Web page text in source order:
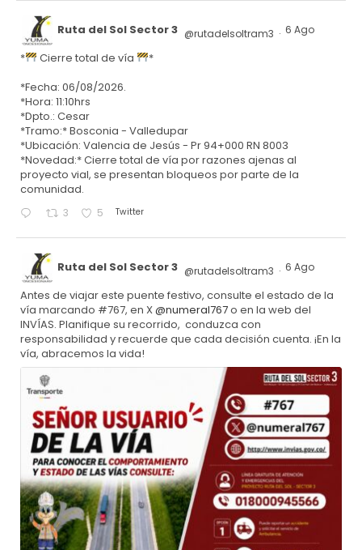
Ruta del Sol Sector 3 @rutadelsoltram3 · 6 Ago
* Cierre total de vía
*
*Fecha: 06/08/2026.
*Hora: 11:10hrs
*Dpto.: Cesar
*Tramo:* Bosconia - Valledupar
*Ubicación: Valencia de Jesús - Pr 94+000 RN 8003
*Novedad:* Cierre total de vía por razones ajenas al
proyecto vial, se presentan bloqueos por parte de la
comunidad.
3 5 Twitter
Ruta del Sol Sector 3 @rutadelsoltram3 · 6 Ago
Antes de viajar este puente festivo, consulte el estado de la
vía marcando #767, en X@numeral767o en la web del
INVÍAS. Planifique su recorrido, conduzca con
responsabilidad y recuerde que cada decisión cuenta. ¡En la
vía, abracemos la vida!